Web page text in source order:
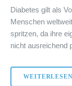
Diabetes gilt als
Menschen
spritzen, da ihre
nicht ausreichend
WEITERLESEN